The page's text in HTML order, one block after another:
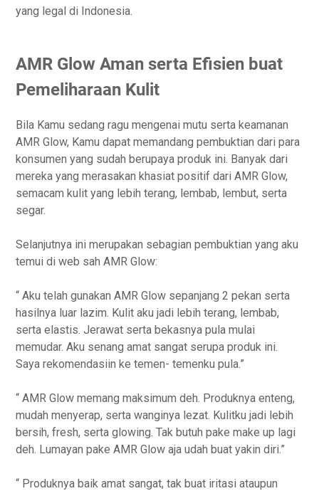
yang legal di Indonesia.
AMR Glow Aman serta Efisien buat
Pemeliharaan Kulit
Bila Kamu sedang ragu mengenai mutu serta keamanan
AMR Glow, Kamu dapat memandang pembuktian dari para
konsumen yang sudah berupaya produk ini. Banyak dari
mereka yang merasakan khasiat positif dari AMR Glow,
semacam kulit yang lebih terang, lembab, lembut, serta
segar.
Selanjutnya ini merupakan sebagian pembuktian yang aku
temui di web sah AMR Glow:
“ Aku telah gunakan AMR Glow sepanjang 2 pekan serta
hasilnya luar lazim. Kulit aku jadi lebih terang, lembab,
serta elastis. Jerawat serta bekasnya pula mulai
memudar. Aku senang amat sangat serupa produk ini.
Saya rekomendasiin ke temen- temenku pula.”
“ AMR Glow memang maksimum deh. Produknya enteng,
mudah menyerap, serta wanginya lezat. Kulitku jadi lebih
bersih, fresh, serta glowing. Tak butuh pake make up lagi
deh. Lumayan pake AMR Glow aja udah buat yakin diri.”
“ Produknya baik amat sangat, tak buat iritasi ataupun